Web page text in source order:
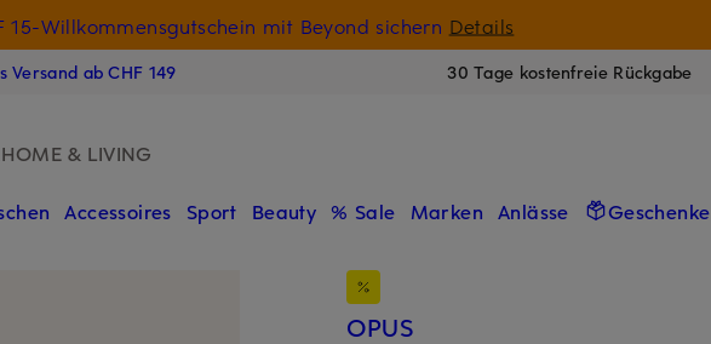
15-Willkommensgutschein mit Beyond sichern Details
Versand ab CHF 149 30 Tage kostenfreie Rückgabe
HOME & LIVING
Accessoires Sport Beauty % Sale Marken Anlässe Geschenke
OPUS